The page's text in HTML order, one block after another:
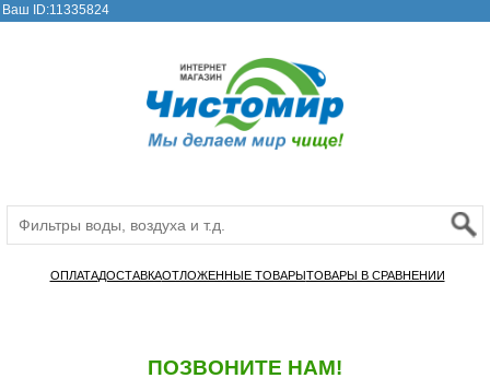
Ваш ID:11335824
ОПЛАТАДОСТАВКАОТЛОЖЕННЫЕ ТОВАРЫТОВАРЫ В СРАВНЕНИИ
ПОЗВОНИТЕ НАМ!